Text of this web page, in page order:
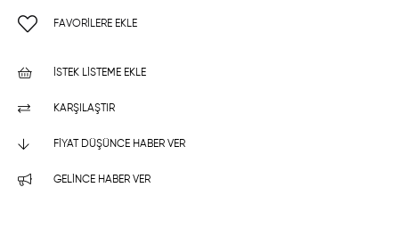
FAVORILERE EKLE
İSTEK LISTEME EKLE
KARŞILAŞTIR
FIYAT DÜŞÜNCE HABER VER
GELINCE HABER VER